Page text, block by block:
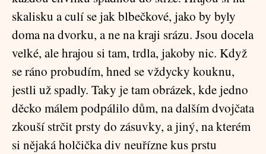
skalisku a culí se jak blbečkové, jako by byly
doma na dvorku, a ne na kraji srázu. Jsou docela
velké, ale hrajou si tam, trdla, jakoby nic. Když
se ráno probudím, hned se vždycky kouknu,
jestli už spadly. Taky je tam obrázek, kde jedno
děcko málem podpálilo dům, na dalším dvojčata
zkouší strčit prsty do zásuvky, a jiný, na kterém
si nějaká holčička div neuřízne kus prstu